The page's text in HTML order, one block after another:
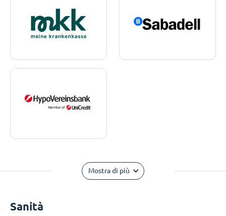
Mostra di più
Sanità